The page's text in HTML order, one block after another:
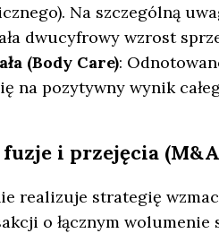
Na szczególną
dwucyfrowy wzrost
(Body Care):
na pozytywny wynik
i przejęcia
realizuje strategię
o łącznym wolumenie